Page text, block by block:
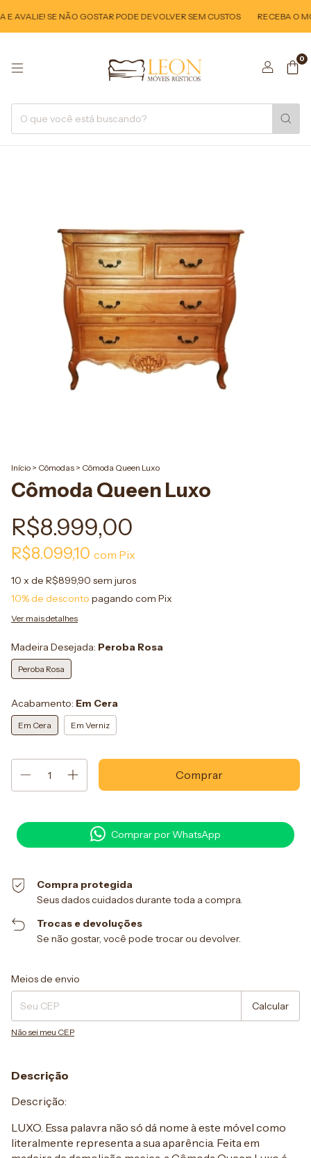
SE NÃO GOSTAR PODE DEVOLVER SEM CUSTOS RECEBA O
0
Início > Cômodas > Cômoda Queen Luxo
Cômoda Queen Luxo
R$8.999,00
R$8.099,10 com Pix
10 x de R$899,90 sem juros
10% de desconto pagando com Pix
Ver mais detalhes
Madeira Desejada: Peroba Rosa
Peroba Rosa
Acabamento: Em Cera
Em Cera Em Verniz
Comprar por WhatsApp
Compra protegida
Seus dados cuidados durante toda a compra.
Trocas e devoluções
Se não gostar, você pode trocar ou devolver.
Entregas para o CEP:
Meios de envio
Calcular
Não sei meu CEP
Descrição
Descrição:
LUXO. Essa palavra não só dá nome à este móvel como
literalmente representa a sua aparência. Feita em